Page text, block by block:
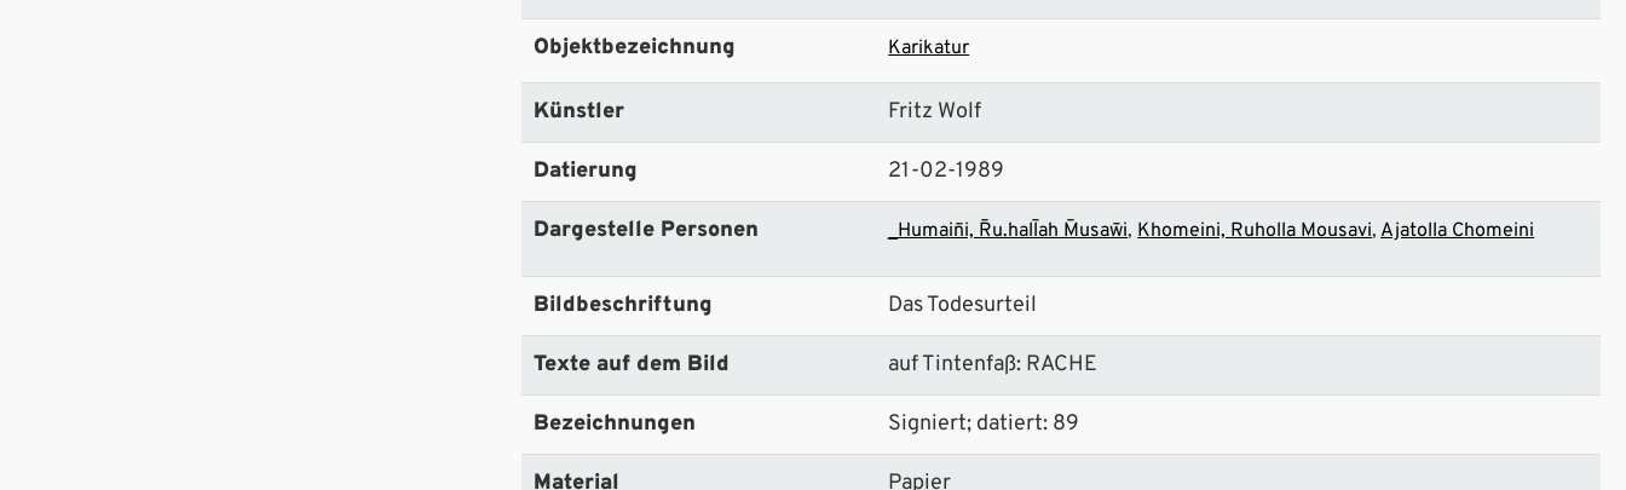
Objektbezeichnung Karikatur
Künstler Fritz Wolf
Datierung 21-02-1989
Dargestelle Personen _Humain¯i, R¯u.hall¯ah M¯usaw¯i Khomeini, Ruholla Mousavi Ajatolla Chomeini
Bildbeschriftung Das Todesurteil
Texte auf dem Bild auf Tintenfaß: RACHE
Bezeichnungen Signiert; datiert: 89
Material Papier